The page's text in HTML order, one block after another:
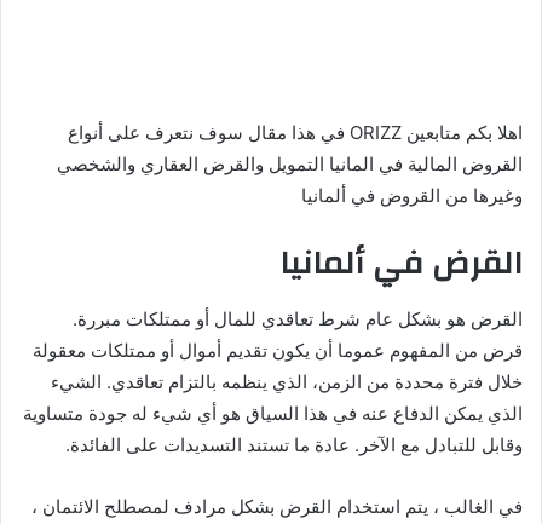
اهلا بكم متابعين ORIZZ في هذا مقال سوف نتعرف على أنواع
القروض المالية في المانيا التمويل والقرض العقاري والشخصي
وغيرها من القروض في ألمانيا
القرض في ألمانيا
القرض هو بشكل عام شرط تعاقدي للمال أو ممتلكات مبررة.
قرض من المفهوم عموما أن يكون تقديم أموال أو ممتلكات معقولة
خلال فترة محددة من الزمن، الذي ينظمه بالتزام تعاقدي. الشيء
الذي يمكن الدفاع عنه في هذا السياق هو أي شيء له جودة متساوية
وقابل للتبادل مع الآخر. عادة ما تستند التسديدات على الفائدة.
في الغالب ، يتم استخدام القرض بشكل مرادف لمصطلح الائتمان ،